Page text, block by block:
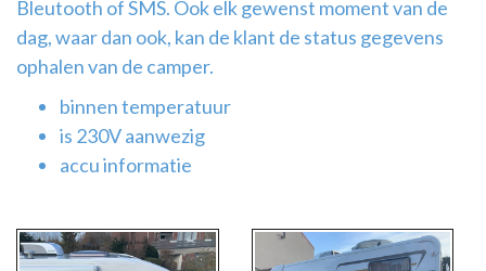
Bleutooth of SMS. Ook elk gewenst moment van de
dag, waar dan ook, kan de klant de status gegevens
ophalen van de camper.
binnen temperatuur
is 230V aanwezig
accu informatie